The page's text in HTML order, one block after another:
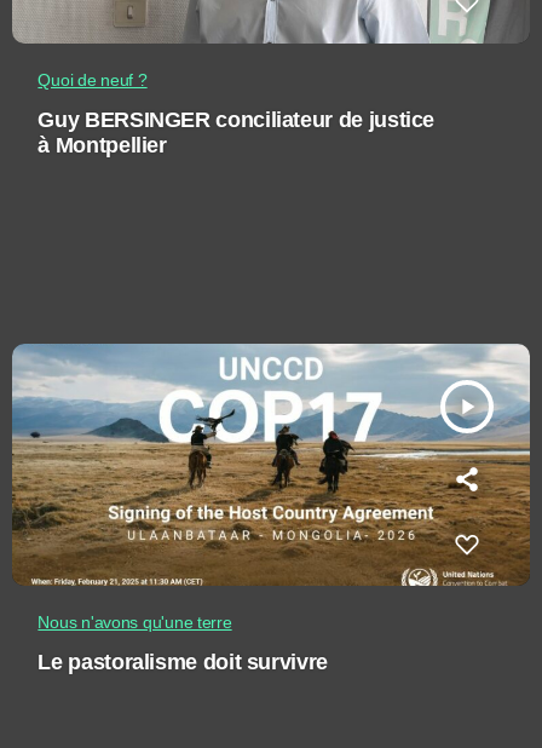
Quoi de neuf ?
Guy BERSINGER conciliateur de justice
à Montpellier
play_arrow
Nous n'avons qu'une terre
Le pastoralisme doit survivre